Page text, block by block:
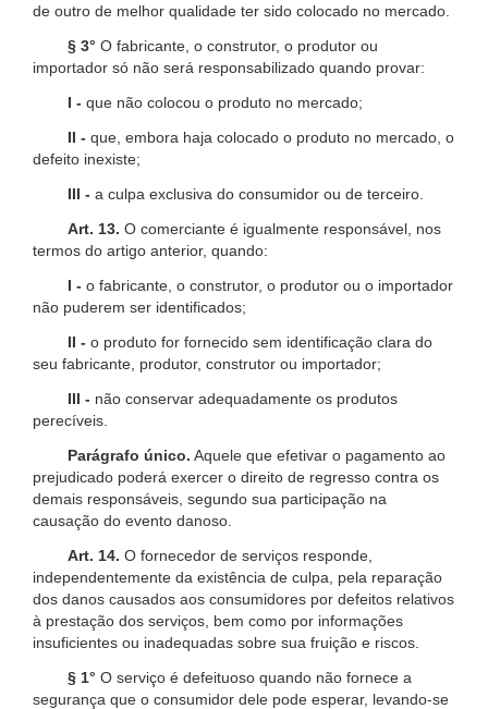
de outro de melhor qualidade ter sido colocado no mercado.
§ 3° O fabricante, o construtor, o produtor ou
importador só não será responsabilizado quando provar:
I - que não colocou o produto no mercado;
II - que, embora haja colocado o produto no mercado, o
defeito inexiste;
III - a culpa exclusiva do consumidor ou de terceiro.
Art. 13. O comerciante é igualmente responsável, nos
termos do artigo anterior, quando:
I - o fabricante, o construtor, o produtor ou o importador
não puderem ser identificados;
II - o produto for fornecido sem identificação clara do
seu fabricante, produtor, construtor ou importador;
III - não conservar adequadamente os produtos
perecíveis.
Parágrafo único. Aquele que efetivar o pagamento ao
prejudicado poderá exercer o direito de regresso contra os
demais responsáveis, segundo sua participação na
causação do evento danoso.
Art. 14. O fornecedor de serviços responde,
independentemente da existência de culpa, pela reparação
dos danos causados aos consumidores por defeitos relativos
à prestação dos serviços, bem como por informações
insuficientes ou inadequadas sobre sua fruição e riscos.
§ 1° O serviço é defeituoso quando não fornece a
segurança que o consumidor dele pode esperar, levando-se